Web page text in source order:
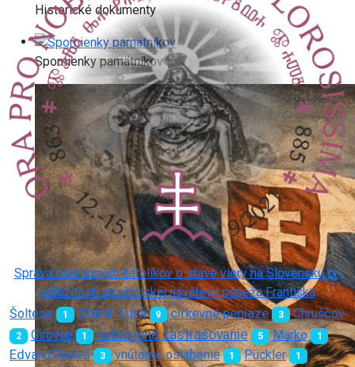
Historické dokumenty
Spomienky pamätníkov
Správa bezradných katolíkov o stave viery na Slovensku pri
príležitosti apoštolskej návštevy pápeža Františka
Šoltész
1 Stará Turá 9 cirkevné peniaze 3 Chruščov
2 Girovce 1 ozbrojené zastrašovanie 5 Marko 1
Edvard Beneš 3 vnútorné oslabenie 1 Pückler 1